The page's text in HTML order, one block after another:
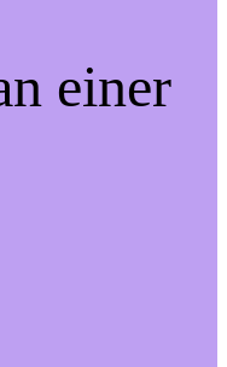
einer